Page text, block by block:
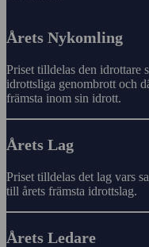
Årets Nykomling
Priset tilldelas den idrottare
idrottsliga genombrott och
främsta inom sin idrott.
Årets Lag
Priset tilldelas det lag vars
till årets främsta idrottslag.
Årets Ledare